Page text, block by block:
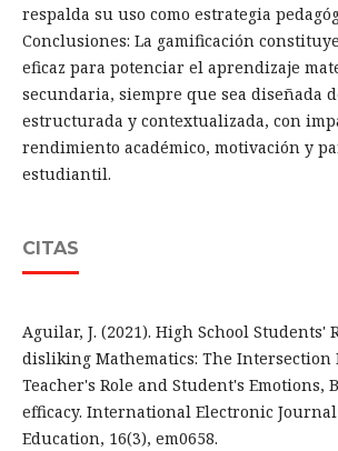
respalda su uso como estrategia
Conclusiones: La gamificación
eficaz para potenciar el aprendizaje
secundaria, siempre que sea diseñada
estructurada y contextualizada, con
rendimiento académico, motivación y
estudiantil.
CITAS
Aguilar, J. (2021). High School Students'
disliking Mathematics: The Intersection
Teacher's Role and Student's Emotions,
efficacy. International Electronic
Education, 16(3), em0658.